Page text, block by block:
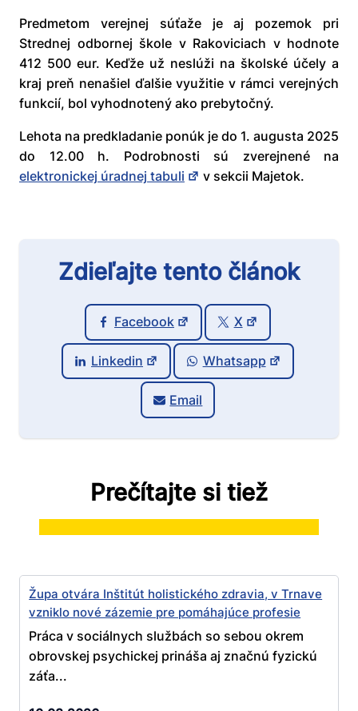
Predmetom verejnej súťaže je aj pozemok pri
Strednej odbornej škole v Rakoviciach v hodnote
412 500 eur. Keďže už neslúži na školské účely a
kraj preň nenašiel ďalšie využitie v rámci verejných
funkcií, bol vyhodnotený ako prebytočný.
Lehota na predkladanie ponúk je do 1. augusta 2025
do 12.00 h. Podrobnosti sú zverejnené na
elektronickej úradnej tabuli
v sekcii Majetok.
Zdieľajte tento článok
Facebook X
Linkedin Whatsapp
Email
Prečítajte si tiež
Župa otvára Inštitút holistického zdravia, v Trnave
vzniklo nové zázemie pre pomáhajúce profesie
Práca v sociálnych službách so sebou okrem
obrovskej psychickej prináša aj značnú fyzickú
záťa...